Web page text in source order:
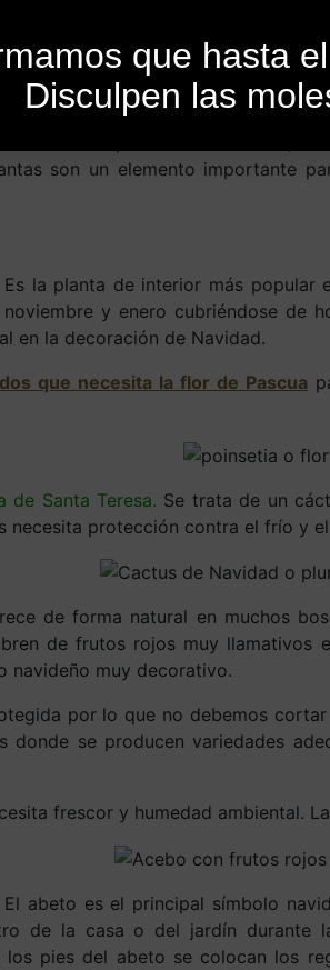
que hasta
Disculpen las
2015 PorSandroMele EnActualidad ,
son un elemento importante
Es la planta de interior más popular
y enero cubriéndose de
en la decoración de Navidad.
que necesita la flor de Pascua
de Santa Teresa. Se trata de un
necesita protección contra el frío y
de forma natural en muchos
de frutos rojos muy llamativos
navideño muy decorativo.
por lo que no debemos
donde se producen variedades
frescor y humedad ambiental.
El abeto es el principal símbolo
de la casa o del jardín durante
los pies del abeto se colocan los